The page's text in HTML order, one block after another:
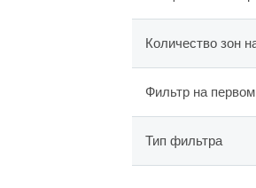
Количество зон
Фильтр на
Тип фильтра